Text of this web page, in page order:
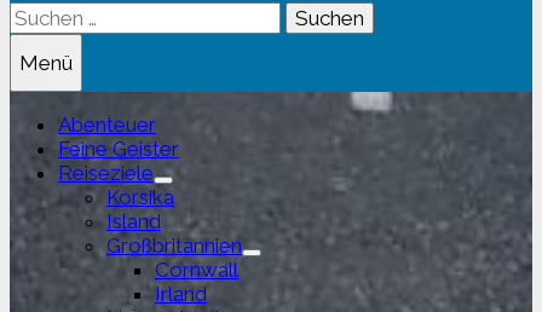
Suchen
nach:
Menü
Abenteuer
Feine Geister
Reiseziele
Untermenü
anzeigen
Korsika
Island
Großbritannien
Untermenü
Cornwall
Irland